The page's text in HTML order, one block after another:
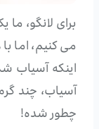
برای لانگو،
می کنیم، اما
اینکه آسیاب
آسیاب، چند
چطور شده!